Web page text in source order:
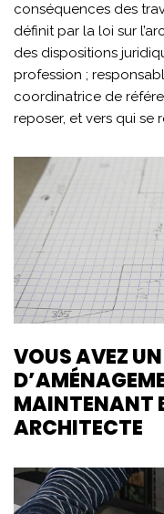
conséquences des
définit par la loi sur
des dispositions
profession ;
coordinatrice de
reposer, et vers qui se
VOUS AVEZ
MAINTENANT
ARCHITECTE